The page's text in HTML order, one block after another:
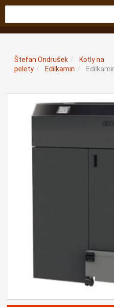
Štefan Ondrušek /
Kotly na
pelety / Edilkamin /